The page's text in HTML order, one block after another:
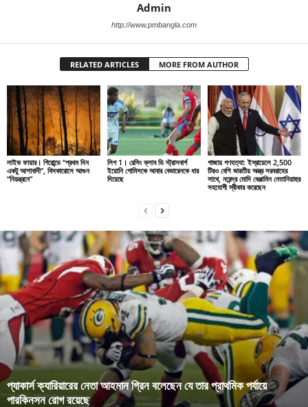
Admin
http://www.pmbangla.com
RELATED ARTICLES MORE FROM AUTHOR
লাইভ ফায়ার। গিরোন্ডে “প্রথম দিন
একটু আশাবাদী”, বিসকারোসে আগুন
“নিয়ন্ত্রনে”
লিগ 1। রেসিং ক্লাব ডি স্ট্রাসবার্গ
ইয়োনি গোমিসকে আবার বেভারেনকে ধার
দিয়েছে
গাজায় গণহত্যা: ইস্রায়েলে 2,500
টিরও বেশি ভারতীয় অস্ত্র সরবরাহের
সাথে, নরেন্দ্র মোদি বেঞ্জামিন নেতানিয়াহুর
সহযোগী স্বীকার করেছেন
প্যাকার্স ক্যারিয়ারের নেতা আহমান গ্রিন বলেছেন যে তার প্রাথমিক পর্যায়ে
পারকিনসন রোগ রয়েছে